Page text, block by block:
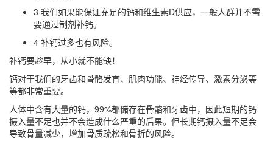
3 我们如果能保证充足的钙和维生素D供应，一般人群并不需
要通过制剂补钙。
4 补钙过多也有风险。
补钙要趁早，从小就不能缺！
钙对于我们的牙齿和骨骼发育、肌肉功能、神经传导、激素分泌等
等都非常重要。
人体中含有大量的钙，99%都储存在骨骼和牙齿中，因此短期的钙
摄入量不足也并不会造成什么严重的后果。但长期钙摄入量不足会
导致骨量减少，增加骨质疏松和骨折的风险。